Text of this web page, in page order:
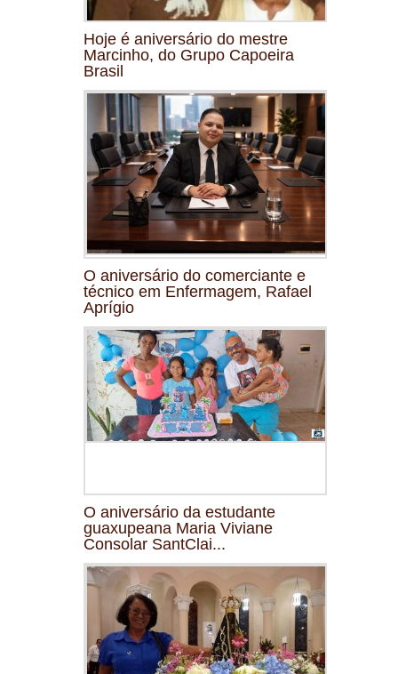
Hoje é aniversário do mestre
Marcinho, do Grupo Capoeira
Brasil
O aniversário do comerciante e
técnico em Enfermagem, Rafael
Aprígio
O aniversário da estudante
guaxupeana Maria Viviane
Consolar SantClai...